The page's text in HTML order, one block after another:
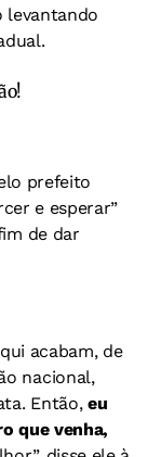
levantando
prefeito
e esperar”
de dar
acabam, de
nacional,
Então, eu
que venha,